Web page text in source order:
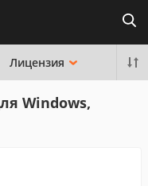
Лицензия
Windows,